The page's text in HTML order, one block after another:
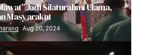
Jadi Silaturahmi Ulama,
Masyarakat
Aug 20, 2024